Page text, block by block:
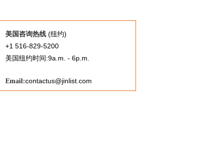
美国咨询热线 (纽约)
+1 516-829-5200
美国纽约时间:9a.m. - 6p.m.
Email:contactus@jinlist.com